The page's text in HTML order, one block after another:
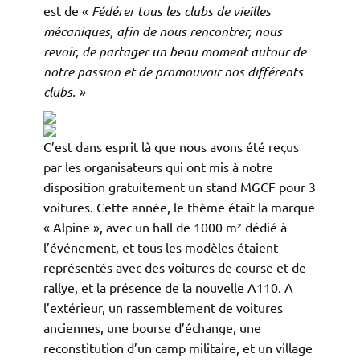
est de « Fédérer tous les clubs de vieilles
mécaniques, afin de nous rencontrer, nous
revoir, de partager un beau moment autour de
notre passion et de promouvoir nos différents
clubs. »
C’est dans esprit là que nous avons été reçus
par les organisateurs qui ont mis à notre
disposition gratuitement un stand MGCF pour 3
voitures. Cette année, le thème était la marque
« Alpine », avec un hall de 1000 m² dédié à
l’événement, et tous les modèles étaient
représentés avec des voitures de course et de
rallye, et la présence de la nouvelle A110. A
l’extérieur, un rassemblement de voitures
anciennes, une bourse d’échange, une
reconstitution d’un camp militaire, et un village